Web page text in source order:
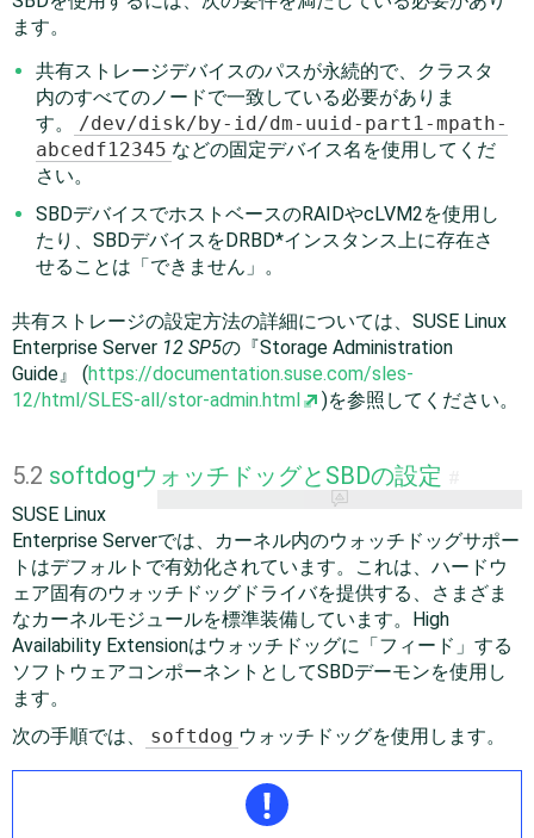
ます。
共有ストレージデバイスのパスが永続的で、クラスタ
内のすべてのノードで一致している必要がありま
す。
/dev/disk/by-id/dm-uuid-part1-mpath-
abcedf12345 などの固定デバイス名を使用してくだ
さい。
SBDデバイスでホストベースのRAIDやcLVM2を使用し
たり、SBDデバイスをDRBD*インスタンス上に存在さ
せることは「できません」。
共有ストレージの設定方法の詳細については、SUSE Linux
Enterprise Server 12 SP5の『Storage Administration
Guide』 (https://documentation.suse.com/sles-
12/html/SLES-all/stor-admin.html
)を参照してください。
5.2 softdogウォッチドッグとSBDの設定
SUSE Linux
Enterprise Serverでは、カーネル内のウォッチドッグサポー
トはデフォルトで有効化されています。これは、ハードウ
ェア固有のウォッチドッグドライバを提供する、さまざま
なカーネルモジュールを標準装備しています。High
Availability Extensionはウォッチドッグに 「フィード 」 する
ソフトウェアコンポーネントとしてSBDデーモンを使用し
ます。
次の手順では、
softdog ウォッチドッグを使用します。